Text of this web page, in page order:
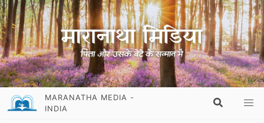
MARANATHA MEDIA -
INDIA